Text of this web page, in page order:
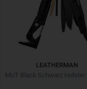
LEATHERMAN